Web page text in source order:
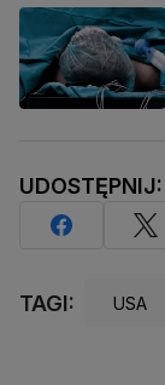
UDOSTĘPNIJ:
TAGI: USA